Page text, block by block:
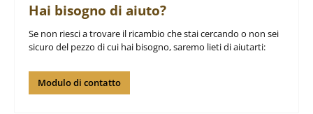
Hai bisogno di aiuto?
Se non riesci a trovare il ricambio che stai cercando o non sei
sicuro del pezzo di cui hai bisogno, saremo lieti di aiutarti:
Modulo di contatto